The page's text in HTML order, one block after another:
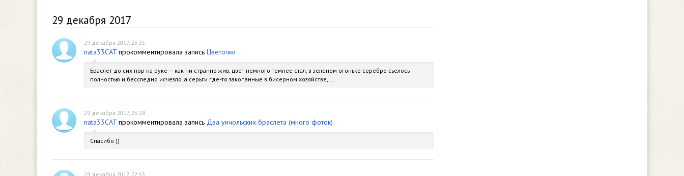
29 декабря 2017
29 декабря 2017, 23:33
nata33CAT прокомментировала запись Цветочки
Браслет до сих пор на руке — как ни странно жив, цвет немного темнее стал, в зелёном огоньке серебро съелось
полностью и бесследно исчезло. а серьги где-то закопанные в бисерном хозяйстве,...
29 декабря 2017, 23:28
nata33CAT прокомментировала запись Два уичольских браслета (много фоток)
Спасибо ))
29 декабря 2017, 22:53